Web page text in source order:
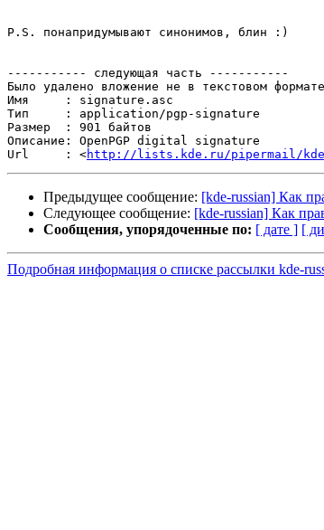
P.S. понапридумывают синонимов, блин :)
----------- следующая часть -----------
Было удалено вложение не в текстовом
Имя     : signature.asc
Тип     : application/pgp-signature
Размер  : 901 байтов
Описание: OpenPGP digital signature
Url     : <http://lists.kde.ru/pipermail/kde-
Предыдущее сообщение: [kde-russian] Как
Следующее сообщение: [kde-russian] Как
Сообщения, упорядоченные по: [ дате ] [
Подробная информация о списке рассылки kde-